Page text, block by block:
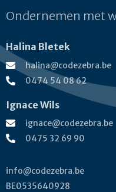
Ondernemen met
Halina Bletek
halina@codezebra.be
0474 54 08 62
Ignace Wils
ignace@codezebra.be
0475 32 69 90
info@codezebra.be
BE0535640928